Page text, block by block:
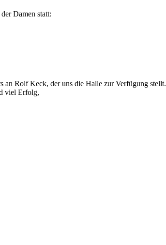
Damen statt:
an Rolf Keck, der uns die Halle zur Verfügung stellt.
viel Erfolg,